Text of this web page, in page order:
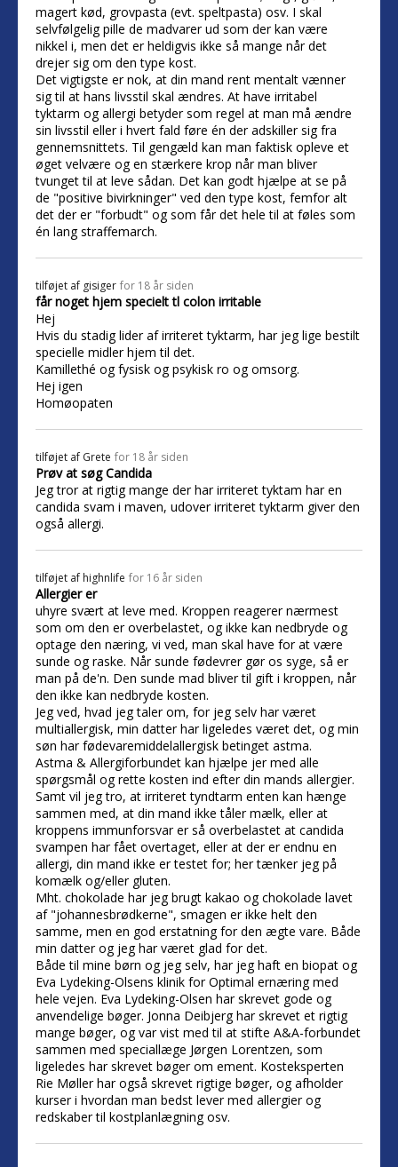
magert kød, grovpasta (evt. speltpasta) osv. I skal
selvfølgelig pille de madvarer ud som der kan være
nikkel i, men det er heldigvis ikke så mange når det
drejer sig om den type kost.
Det vigtigste er nok, at din mand rent mentalt vænner
sig til at hans livsstil skal ændres. At have irritabel
tyktarm og allergi betyder som regel at man må ændre
sin livsstil eller i hvert fald føre én der adskiller sig fra
gennemsnittets. Til gengæld kan man faktisk opleve et
øget velvære og en stærkere krop når man bliver
tvunget til at leve sådan. Det kan godt hjælpe at se på
de "positive bivirkninger" ved den type kost, femfor alt
det der er "forbudt" og som får det hele til at føles som
én lang straffemarch.
tilføjet af gisiger for 18 år siden
får noget hjem specielt tl colon irritable
Hej
Hvis du stadig lider af irriteret tyktarm, har jeg lige bestilt
specielle midler hjem til det.
Kamillethé og fysisk og psykisk ro og omsorg.
Hej igen
Homøopaten
tilføjet af Grete for 18 år siden
Prøv at søg Candida
Jeg tror at rigtig mange der har irriteret tyktam har en
candida svam i maven, udover irriteret tyktarm giver den
også allergi.
tilføjet af highnlife for 16 år siden
Allergier er
uhyre svært at leve med. Kroppen reagerer nærmest
som om den er overbelastet, og ikke kan nedbryde og
optage den næring, vi ved, man skal have for at være
sunde og raske. Når sunde fødevrer gør os syge, så er
man på de'n. Den sunde mad bliver til gift i kroppen, når
den ikke kan nedbryde kosten.
Jeg ved, hvad jeg taler om, for jeg selv har været
multiallergisk, min datter har ligeledes været det, og min
søn har fødevaremiddelallergisk betinget astma.
Astma & Allergiforbundet kan hjælpe jer med alle
spørgsmål og rette kosten ind efter din mands allergier.
Samt vil jeg tro, at irriteret tyndtarm enten kan hænge
sammen med, at din mand ikke tåler mælk, eller at
kroppens immunforsvar er så overbelastet at candida
svampen har fået overtaget, eller at der er endnu en
allergi, din mand ikke er testet for; her tænker jeg på
komælk og/eller gluten.
Mht. chokolade har jeg brugt kakao og chokolade lavet
af "johannesbrødkerne", smagen er ikke helt den
samme, men en god erstatning for den ægte vare. Både
min datter og jeg har været glad for det.
Både til mine børn og jeg selv, har jeg haft en biopat og
Eva Lydeking-Olsens klinik for Optimal ernæring med
hele vejen. Eva Lydeking-Olsen har skrevet gode og
anvendelige bøger. Jonna Deibjerg har skrevet et rigtig
mange bøger, og var vist med til at stifte A&A-forbundet
sammen med speciallæge Jørgen Lorentzen, som
ligeledes har skrevet bøger om ement. Kosteksperten
Rie Møller har også skrevet rigtige bøger, og afholder
kurser i hvordan man bedst lever med allergier og
redskaber til kostplanlægning osv.